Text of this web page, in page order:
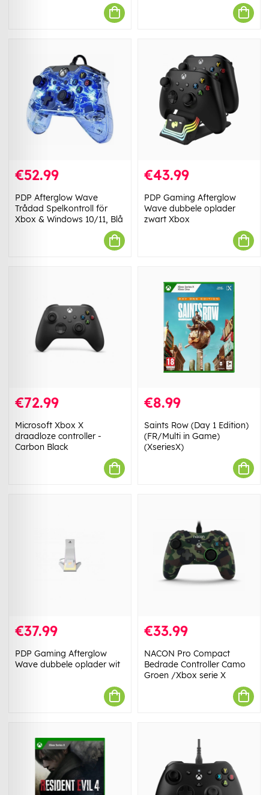
€52.99
PDP Afterglow Wave
Trådad Spelkontroll för
Xbox & Windows 10/11, Blå
€43.99
PDP Gaming Afterglow
Wave dubbele oplader
zwart Xbox
€72.99
Microsoft Xbox X
draadloze controller -
Carbon Black
€8.99
Saints Row (Day 1 Edition)
(FR/Multi in Game)
(XseriesX)
€37.99
PDP Gaming Afterglow
Wave dubbele oplader wit
€33.99
NACON Pro Compact
Bedrade Controller Camo
Groen /Xbox serie X